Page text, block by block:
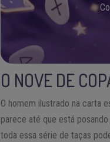
O NOVE DE
O homem ilustrado na carta
parece até que está
toda essa série de taças